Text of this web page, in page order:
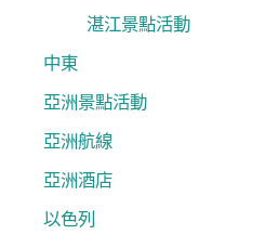
湛江景點活動
中東
亞洲景點活動
亞洲航線
亞洲酒店
以色列